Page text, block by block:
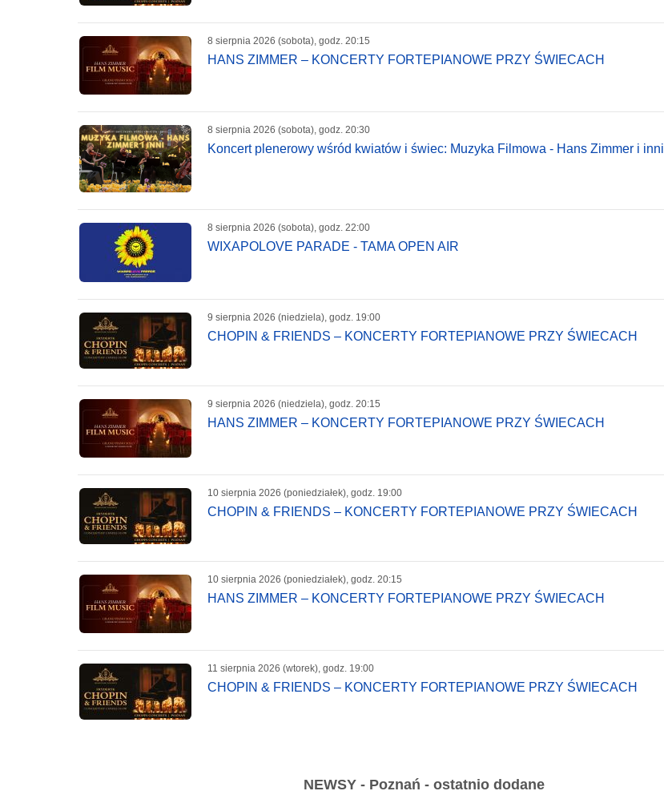
8 sierpnia 2026 (sobota), godz. 20:15
HANS ZIMMER – KONCERTY FORTEPIANOWE PRZY ŚWIECACH
8 sierpnia 2026 (sobota), godz. 20:30
Koncert plenerowy wśród kwiatów i świec: Muzyka Filmowa - Hans Zimmer i inni
8 sierpnia 2026 (sobota), godz. 22:00
WIXAPOLOVE PARADE - TAMA OPEN AIR
9 sierpnia 2026 (niedziela), godz. 19:00
CHOPIN & FRIENDS – KONCERTY FORTEPIANOWE PRZY ŚWIECACH
9 sierpnia 2026 (niedziela), godz. 20:15
HANS ZIMMER – KONCERTY FORTEPIANOWE PRZY ŚWIECACH
10 sierpnia 2026 (poniedziałek), godz. 19:00
CHOPIN & FRIENDS – KONCERTY FORTEPIANOWE PRZY ŚWIECACH
10 sierpnia 2026 (poniedziałek), godz. 20:15
HANS ZIMMER – KONCERTY FORTEPIANOWE PRZY ŚWIECACH
11 sierpnia 2026 (wtorek), godz. 19:00
CHOPIN & FRIENDS – KONCERTY FORTEPIANOWE PRZY ŚWIECACH
NEWSY - Poznań - ostatnio dodane